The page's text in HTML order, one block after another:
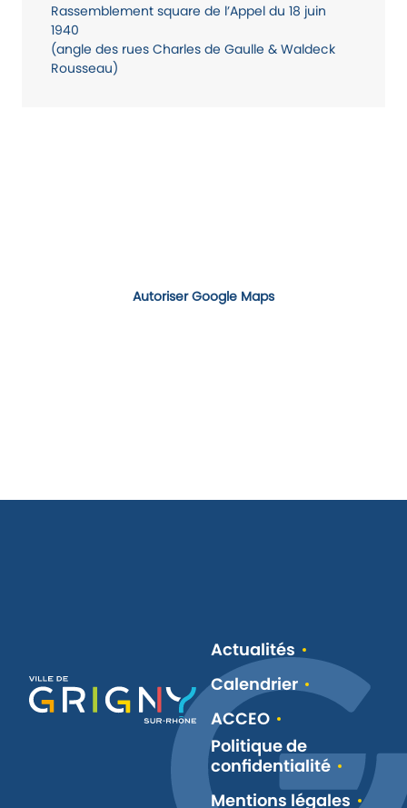
Rassemblement square de l’Appel du 18 juin
1940
(angle des rues Charles de Gaulle & Waldeck
Rousseau)
Autoriser Google Maps
Actualités
Calendrier
ACCEO
Politique de
confidentialité
Mentions légales